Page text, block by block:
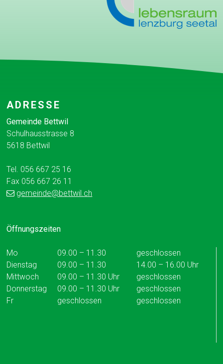
Footer
ADRESSE
Gemeinde Bettwil
Schulhausstrasse 8
5618 Bettwil
Tel. 056 667 25 16
Fax 056 667 26 11
gemeinde@bettwil.ch
Öffnungszeiten
Mo 09.00 – 11.30
geschlossen
Dienstag
09.00 – 11.30
14.00 – 16.00 Uhr
Mittwoch
09.00 – 11.30 Uhr
geschlossen
Donnerstag
09.00 – 11.30 Uhr
geschlossen
Fr
geschlossen geschlossen